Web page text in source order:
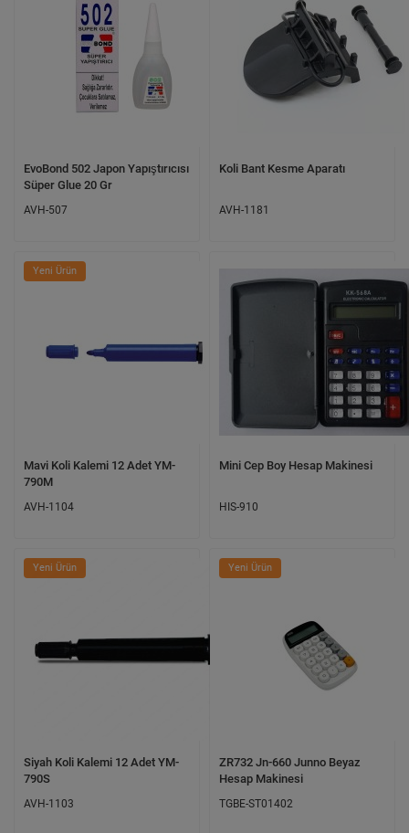
EvoBond 502 Japon Yapıştırıcısı
Süper Glue 20 Gr
AVH-507
Koli Bant Kesme Aparatı
AVH-1181
Yeni Ürün
Mavi Koli Kalemi 12 Adet YM-
790M
AVH-1104
Mini Cep Boy Hesap Makinesi
HIS-910
Yeni Ürün
Siyah Koli Kalemi 12 Adet YM-
790S
AVH-1103
Yeni Ürün
ZR732 Jn-660 Junno Beyaz
Hesap Makinesi
TGBE-ST01402